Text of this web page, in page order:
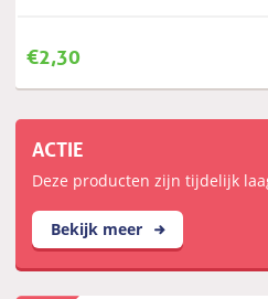
€2,30
ACTIE
Deze producten zijn tijdelijk
Bekijk meer